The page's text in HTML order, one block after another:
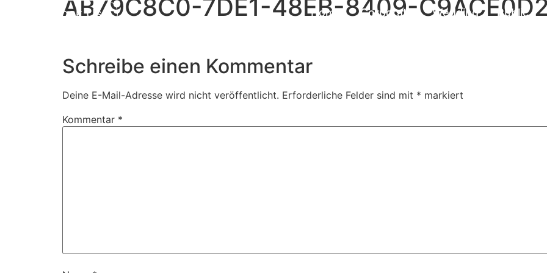
Book Us Home Corporate Wedding
Public
AB79C8C0-7DE1-48EB-8409-
Schreibe einen Kommentar
Deine E-Mail-Adresse wird nicht veröffentlicht. Erforderliche Felder sind mit * markiert
Kommentar *